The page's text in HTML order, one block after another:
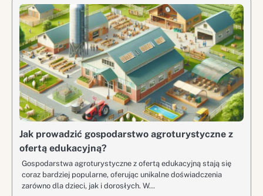
Jak prowadzić gospodarstwo agroturystyczne z
ofertą edukacyjną?
Gospodarstwa agroturystyczne z ofertą edukacyjną stają się
coraz bardziej popularne, oferując unikalne doświadczenia
zarówno dla dzieci, jak i dorosłych. W…